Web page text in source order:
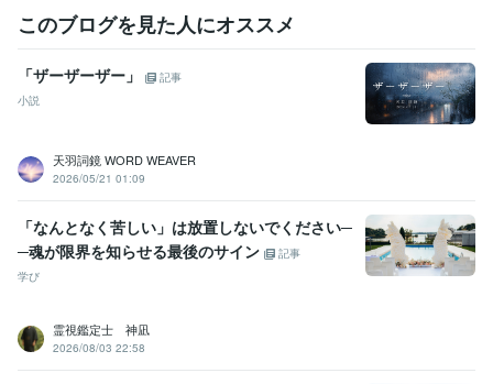
このブログを見た人にオススメ
「ザーザーザー」
記事
小説
天羽詞鏡 WORD WEAVER
2026/05/21 01:09
「なんとなく苦しい」は放置しないでください─
─魂が限界を知らせる最後のサイン
記事
学び
霊視鑑定士 神凪
2026/08/03 22:58